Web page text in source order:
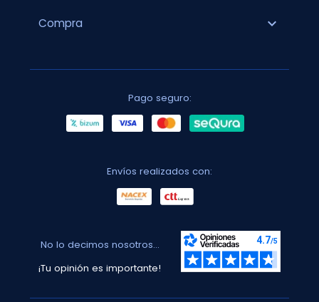
Compra expand_more
Pago seguro:
Envíos realizados con:
No lo decimos nosotros...
¡Tu opinión es importante!